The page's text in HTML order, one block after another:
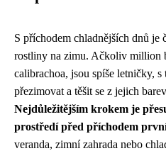
S příchodem chladnějších dnů je
rostliny na zimu. Ačkoliv million
calibrachoa, jsou spíše letničky, s
přezimovat a těšit se z jejich
Nejdůležitějším krokem je
prostředí před příchodem
veranda, zimní zahrada nebo